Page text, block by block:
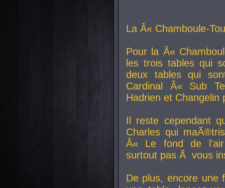
La Â« Chamboule-
Pour la Â«
les trois tables qui
deux tables qui
Cardinal
Â« Sub
Hadrien et Changelin
Il reste cependant
Charles qui
Â« Le fond de
surtout pas Ã vous
De plus, encore une